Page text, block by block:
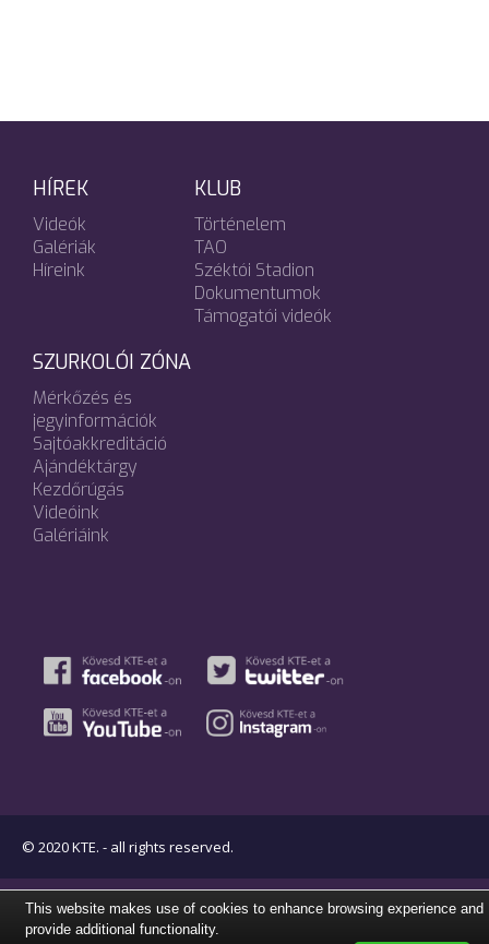
HÍREK
Videók
Galériák
Híreink
KLUB
Történelem
TAO
Széktói Stadion
Dokumentumok
Támogatói videók
SZURKOLÓI ZÓNA
Mérkőzés és
jegyinformációk
Sajtóakkreditáció
Ajándéktárgy
Kezdőrúgás
Videóink
Galériáink
© 2020 KTE. - all rights reserved.
This website makes use of cookies to enhance browsing experience and
provide additional functionality.